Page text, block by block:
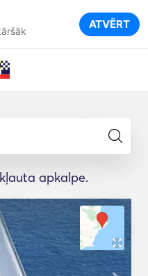
ATVĒRT
apkalpe.